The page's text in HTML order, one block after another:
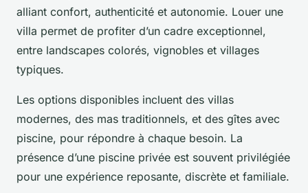
alliant confort, authenticité et autonomie. Louer une
villa permet de profiter d’un cadre exceptionnel,
entre landscapes colorés, vignobles et villages
typiques.
Les options disponibles incluent des villas
modernes, des mas traditionnels, et des gîtes avec
piscine, pour répondre à chaque besoin. La
présence d’une piscine privée est souvent privilégiée
pour une expérience reposante, discrète et familiale.